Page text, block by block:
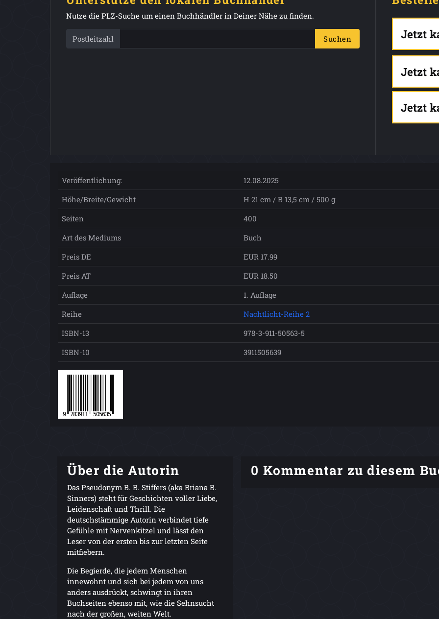
Nutze die PLZ-Suche um einen Buchhändler in Deiner Nähe zu finden.
Postleitzahl Suchen Jetzt
Jetzt
Jetzt
Veröffentlichung:
12.08.2025
Höhe/Breite/Gewicht
H 21 cm / B 13,5 cm / 500 g
Seiten
400
Art des Mediums
Buch
Preis DE
EUR 17.99
Preis AT
EUR 18.50
Auflage
1. Auflage
Reihe
Nachtlicht-Reihe 2
ISBN-13
978-3-911-50563-5
ISBN-10
3911505639
Über die Autorin
Das Pseudonym B. B. Stiffers (aka Briana B.
Sinners) steht für Geschichten voller Liebe,
Leidenschaft und Thrill. Die
deutschstämmige Autorin verbindet tiefe
Gefühle mit Nervenkitzel und lässt den
Leser von der ersten bis zur letzten Seite
mitfiebern.
Die Begierde, die jedem Menschen
innewohnt und sich bei jedem von uns
anders ausdrückt, schwingt in ihren
Buchseiten ebenso mit, wie die Sehnsucht
nach der großen, weiten Welt.
0 Kommentar zu diesem